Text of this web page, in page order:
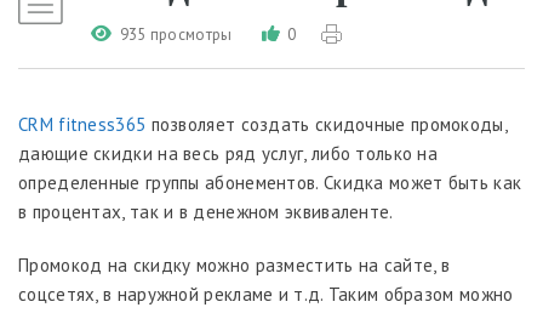
935 просмотры 0
CRM fitness365 позволяет создать скидочные промокоды,
дающие скидки на весь ряд услуг, либо только на
определенные группы абонементов. Скидка может быть как
в процентах, так и в денежном эквиваленте.
Промокод на скидку можно разместить на сайте, в
соцсетях, в наружной рекламе и т.д. Таким образом можно